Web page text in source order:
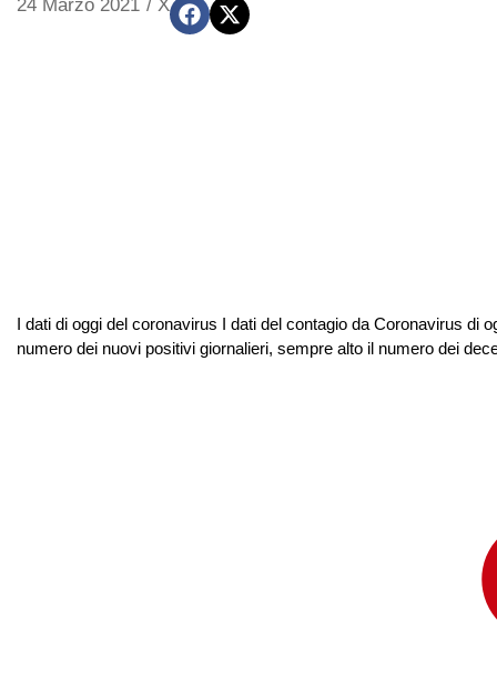
24 Marzo 2021 / X
I dati di oggi del coronavirus I dati del contagio da Coronavirus di
numero dei nuovi positivi giornalieri, sempre alto il numero dei